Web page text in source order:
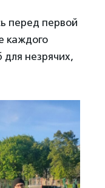
перед первой
каждого
незрячих,